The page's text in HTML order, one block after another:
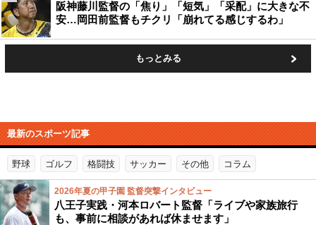
阪神藤川監督の「焦り」「短気」「采配」に大きな不
安…岡田前監督もチクリ「崩れてる感じするわ」
もっとみる
最新のスポーツ記事
野球 ゴルフ 格闘技 サッカー その他 コラム
2026年夏の甲子園 監督突撃インタビュー
八王子実践・河本ロバート監督「ライブや家族旅行
も、事前に相談があれば休ませます」